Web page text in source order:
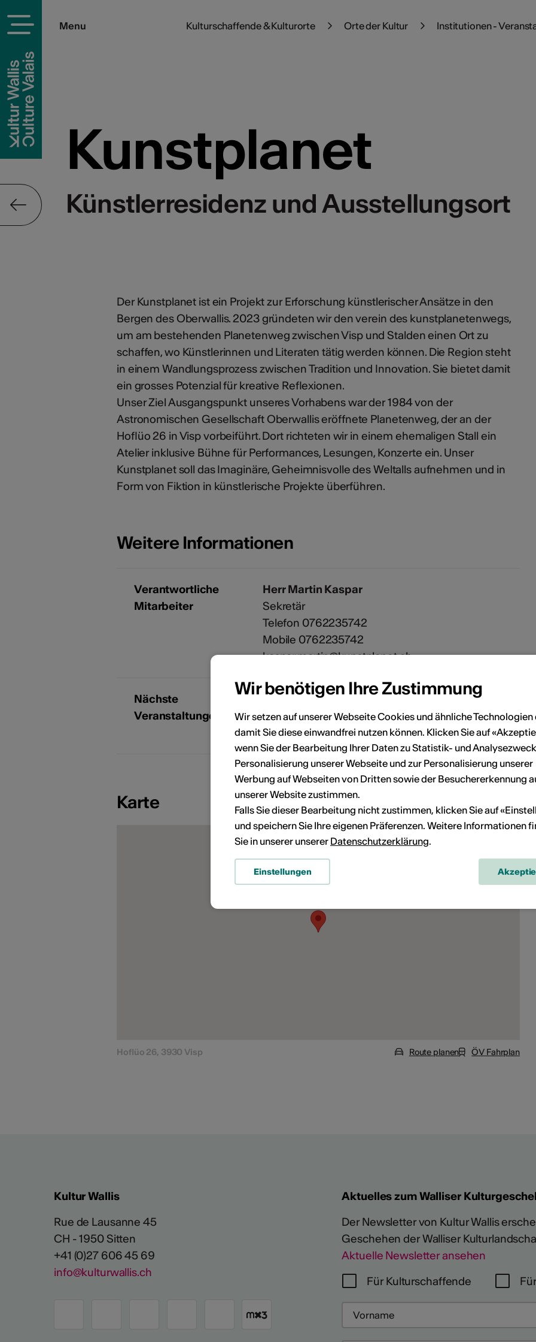
Menu Kulturschaffende & Kulturorte Orte der Kultur Institutionen -
Kunstplanet
Künstlerresidenz und Ausstellungsort
Der Kunstplanet ist ein Projekt zur Erforschung künstlerischer Ansätze in den
Bergen des Oberwallis. 2023 gründeten wir den verein des kunstplanetenwegs,
um am bestehenden Planetenweg zwischen Visp und Stalden einen Ort zu
schaffen, wo Künstlerinnen und Literaten tätig werden können. Die Region steht
in einem Wandlungsprozess zwischen Tradition und Innovation. Sie bietet damit
ein grosses Potenzial für kreative Reflexionen.
Unser Ziel Ausgangspunkt unseres Vorhabens war der 1984 von der
Astronomischen Gesellschaft Oberwallis eröffnete Planetenweg, der an der
Hoflüo 26 in Visp vorbeiführt. Dort richteten wir in einem ehemaligen Stall ein
Atelier inklusive Bühne für Performances, Lesungen, Konzerte ein. Unser
Kunstplanet soll das Imaginäre, Geheimnisvolle des Weltalls aufnehmen und in
Form von Fiktion in künstlerische Projekte überführen.
Weitere Informationen
Verantwortliche
Mitarbeiter
Herr Martin Kaspar
Sekretär
Telefon 0762235742
Mobile 0762235742
kaspar.martin@kunstplanet.ch
Nächste
Veranstaltungen
08.08.2026
In der Nahaufnahme verwildern wir – das ganze
Buch
Karte
Hoflüo 26, 3930 Visp Route planen ÖV Fahrplan
Kultur Wallis
Rue de Lausanne 45
CH - 1950 Sitten
+41 (0)27 606 45 69
info@kulturwallis.ch
Aktuelles zum Walliser
Der Newsletter von Kultur Wallis
Geschehen der Walliser
Aktuelle Newsletter ansehen
Für Kulturschaffende
Wir benötigen Ihre Zustimmung
Wir setzen auf unserer Webseite Cookies und ähnliche Technologien
damit Sie diese einwandfrei nutzen können. Klicken Sie auf
wenn Sie der Bearbeitung Ihrer Daten zu Statistik- und
Personalisierung unserer Webseite und zur Personalisierung unserer
Werbung auf Webseiten von Dritten sowie der Besuchererkennung
unserer Website zustimmen.
Falls Sie dieser Bearbeitung nicht zustimmen, klicken Sie auf
und speichern Sie Ihre eigenen Präferenzen. Weitere Informationen
Sie in unserer unserer Datenschutzerklärung.
Einstellungen